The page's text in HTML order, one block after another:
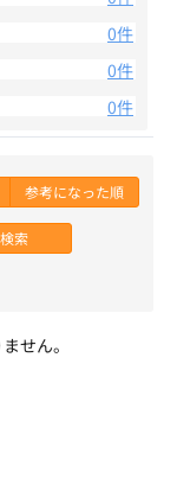
0件
0件
0件
参考になった順
検索
せん。